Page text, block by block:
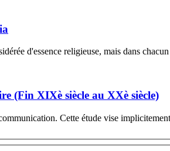
d'essence religieuse, mais dans
(Fin XIXè siècle au XXè siècle)
Cette étude vise